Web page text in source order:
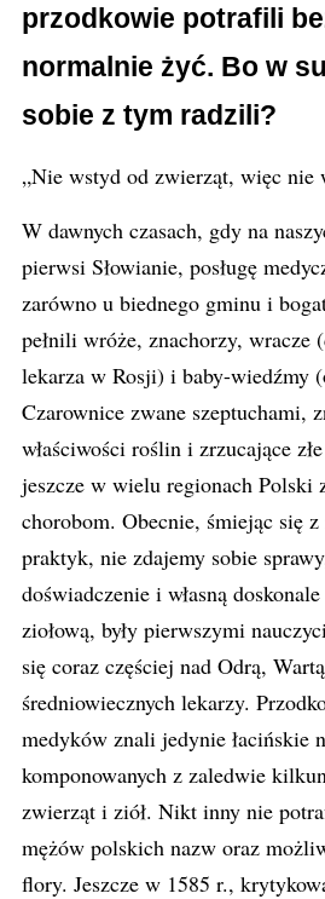
przodkowie potrafili
normalnie żyć. Bo w
sobie z tym radzili?
„Nie wstyd od zwierząt, więc nie
W dawnych czasach, gdy na
pierwsi Słowianie, posługę
zarówno u biednego gminu i
pełnili wróże, znachorzy, wracze
lekarza w Rosji) i baby-wiedźmy
Czarownice zwane szeptuchami,
właściwości roślin i zrzucające
jeszcze w wielu regionach Polski
chorobom. Obecnie, śmiejąc się
praktyk, nie zdajemy sobie
doświadczenie i własną
ziołową, były pierwszymi
się coraz częściej nad Odrą,
średniowiecznych lekarzy.
medyków znali jedynie łacińskie
komponowanych z zaledwie
zwierząt i ziół. Nikt inny nie
mężów polskich nazw oraz
flory. Jeszcze w 1585 r.,